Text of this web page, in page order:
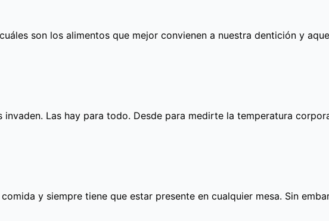
son los alimentos que mejor convienen a nuestra dentición y
invaden. Las hay para todo. Desde para medirte la temperatura
y siempre tiene que estar presente en cualquier mesa. Sin